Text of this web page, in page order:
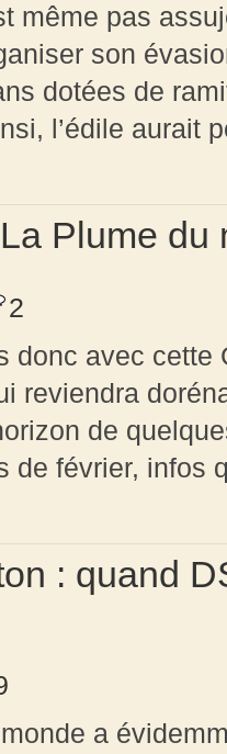
même pas
son
dotées de
l’édile aurait
Plume du
2
donc avec cette
reviendra
de
de février, infos
: quand
a